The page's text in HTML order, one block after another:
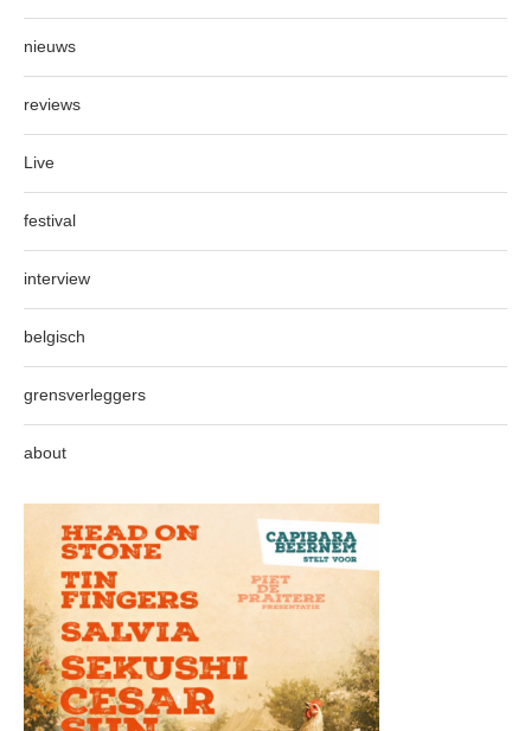
nieuws
reviews
Live
festival
interview
belgisch
grensverleggers
about